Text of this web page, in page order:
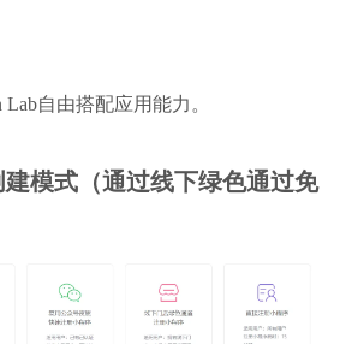
自由搭配应用能力。
模式（通过线下绿色通过免